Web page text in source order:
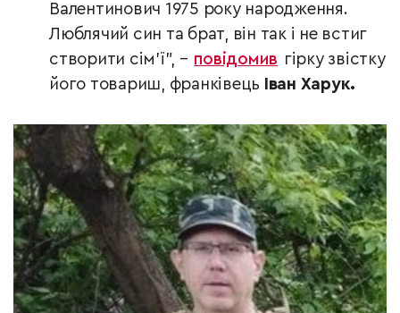
Валентинович 1975 року народження.
Люблячий син та брат, він так і не встиг
створити сім’ї”, – повідомив гірку звістку
його товариш, франківець Іван Харук.